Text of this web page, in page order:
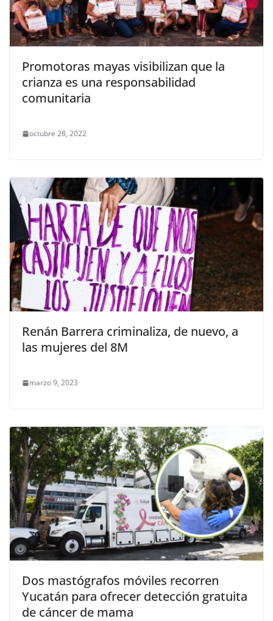
Promotoras mayas visibilizan que la
crianza es una responsabilidad
comunitaria
octubre 28, 2022
Renán Barrera criminaliza, de nuevo, a
las mujeres del 8M
marzo 9, 2023
Dos mastógrafos móviles recorren
Yucatán para ofrecer detección gratuita
de cáncer de mama